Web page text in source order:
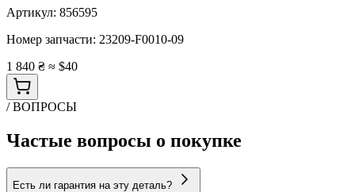
Артикул: 856595
Номер запчасти: 23209-F0010-09
1 840 ₴ ≈ $40
/ ВОПРОСЫ
Частые вопросы о покупке
Есть ли гарантия на эту деталь?